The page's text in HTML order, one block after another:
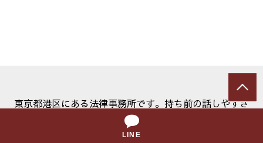
東京都港区にある法律事務所です。持ち前の話しやすさ
とフットワークの軽さを生かし、少しでも早く不安を解
消できるようサポートいたします。